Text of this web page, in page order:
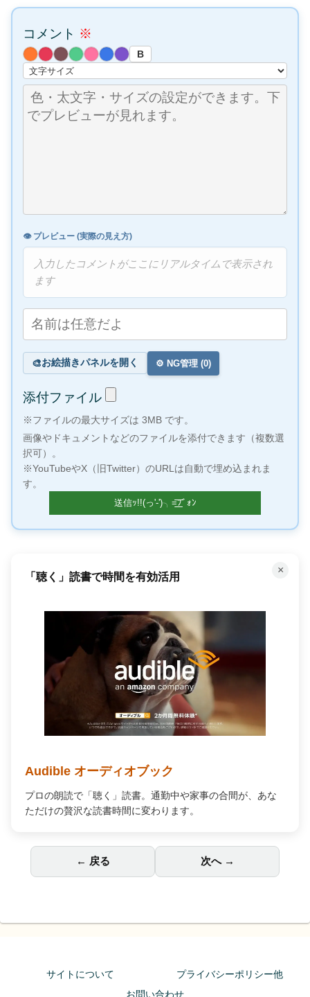
コメント ※
B
👁️ プレビュー (実際の見え方)
入力したコメントがここにリアルタイムで表示され
ます
🎨お絵描きパネルを開く ⚙️ NG管理 (0)
添付ファイル
※ファイルの最大サイズは 3MB です。
画像やドキュメントなどのファイルを添付できます（複数選
択可）。
※YouTubeやX（旧Twitter）のURLは自動で埋め込まれま
す。
×
「聴く」読書で時間を有効活用
Audible オーディオブック
プロの朗読で「聴く」読書。通勤中や家事の合間が、あな
ただけの贅沢な読書時間に変わります。
← 戻る 次へ →
サイトについて
プライバシーポリシー他
お問い合わせ